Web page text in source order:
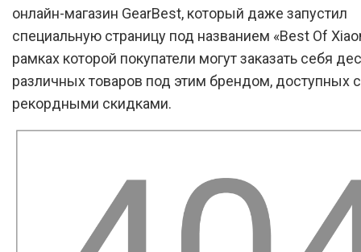
онлайн-магазин GearBest, который даже запустил
специальную страницу под названием «Best Of
рамках которой покупатели могут заказать себя
различных товаров под этим брендом, доступных
рекордными скидками.